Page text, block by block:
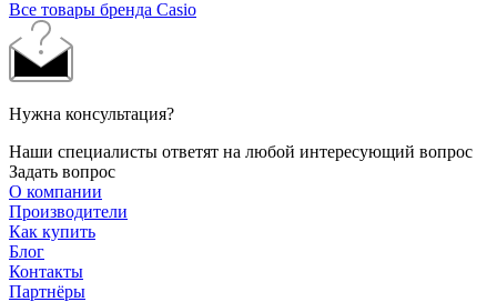
Все товары бренда Casio
Нужна консультация?
Наши специалисты ответят на любой интересующий вопрос
Задать вопрос
О компании
Производители
Как купить
Блог
Контакты
Партнёры